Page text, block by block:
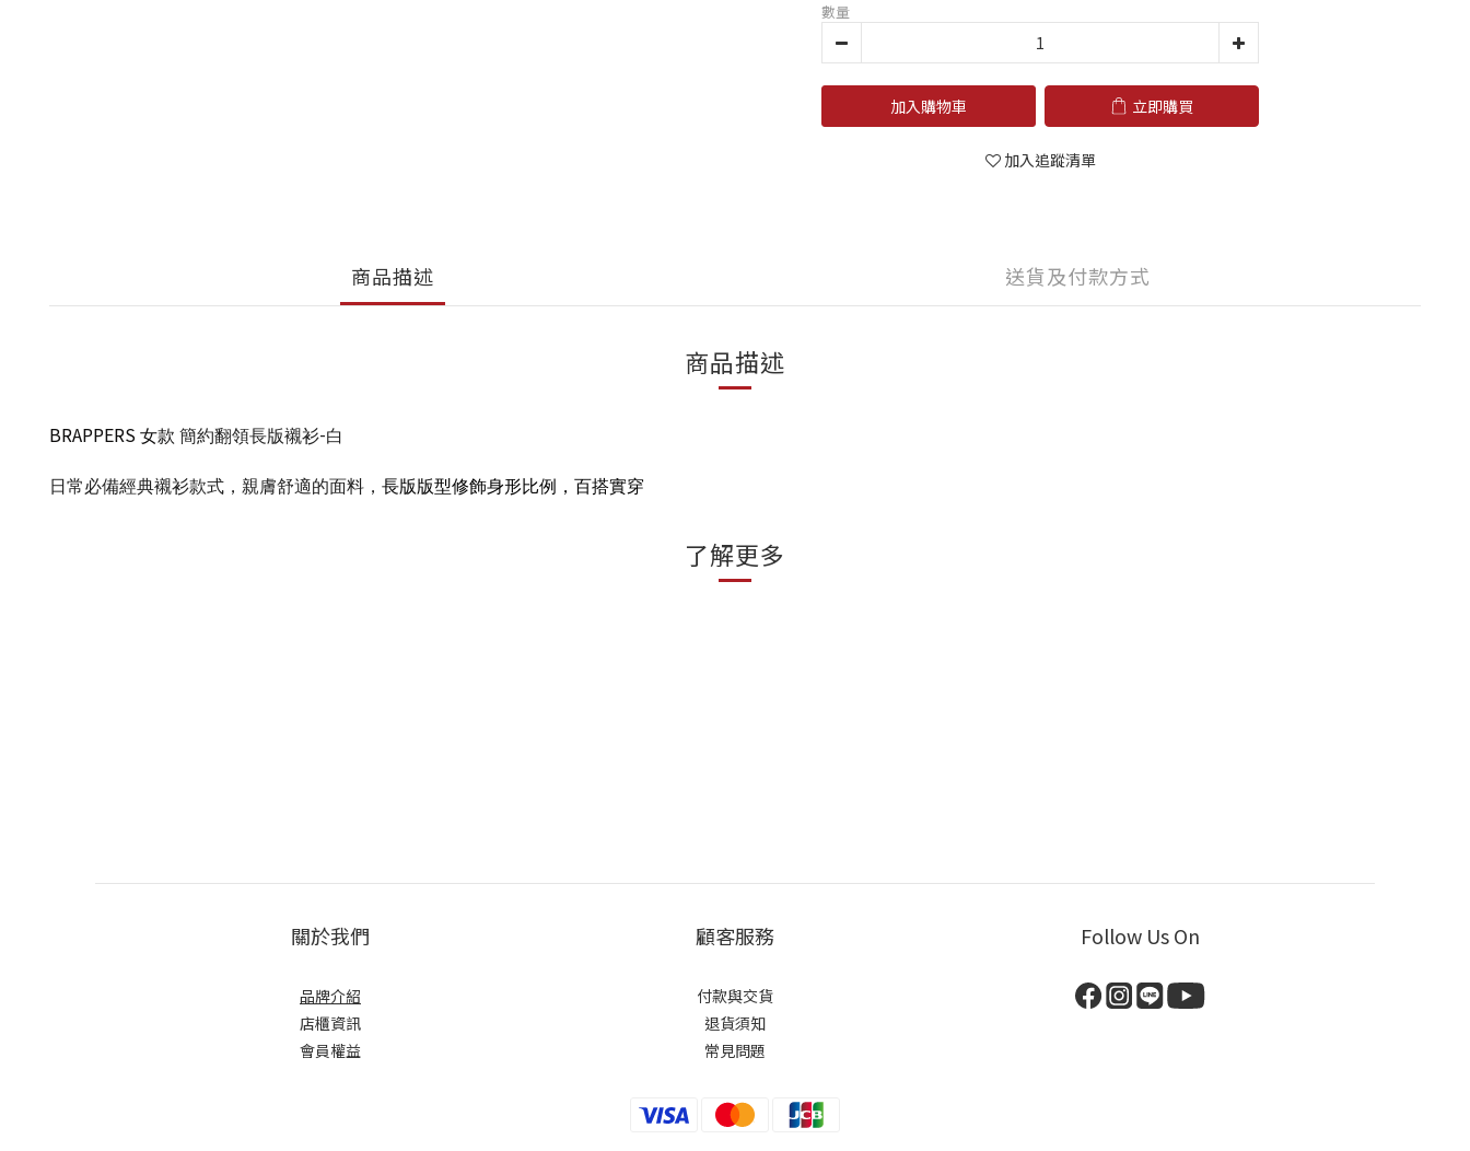
數量
加入購物車 立即購買
加入追蹤清單
商品描述 送貨及付款方式
商品描述
BRAPPERS女款 簡約翻領長版襯衫-白
日常必備經典襯衫款式，親膚舒適的面料 ， 長版版型修飾身形比例，百搭實穿
了解更多
關於我們
品牌介紹
店櫃資訊
會員權益
顧客服務
付款與交貨
退貨須知
常見問題
Follow Us On